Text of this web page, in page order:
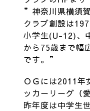
”神奈川県横須
クラブ創設は
小学生(U-12)、
から75歳まで幅
です。”
ＯＧには2011年
ッカーリーグ（
昨年度は中学生